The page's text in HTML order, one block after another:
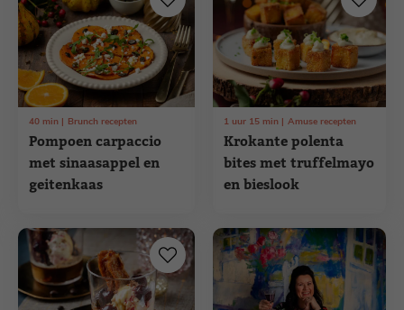
Pompoen carpaccio
met sinaasappel en
geitenkaas
40 min Brunch recepten
Krokante polenta
bites met truffelmayo
en bieslook
1 uur 15 min Amuse recepten